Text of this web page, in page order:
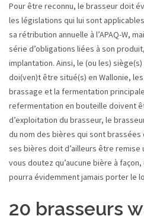
Pour être reconnu, le brasseur doit
les législations qui lui sont
sa rétribution annuelle à l’APAQ-W,
série d’obligations liées à son
implantation. Ainsi, le (ou les)
doi(ven)t être situé(s) en Wallonie,
brassage et la fermentation
refermentation en bouteille doivent
d’exploitation du brasseur, le
du nom des bières qui sont
ses bières doit d’ailleurs être remise
vous doutez qu’aucune bière à
pourra évidemment jamais porter le
20 brasseurs